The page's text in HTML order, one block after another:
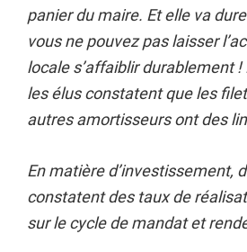
panier du maire. Et elle va
vous ne pouvez pas laisser
locale s’affaiblir durablement !
les élus constatent que les
autres amortisseurs ont des
En matière d’investissement,
constatent des taux de
sur le cycle de mandat et